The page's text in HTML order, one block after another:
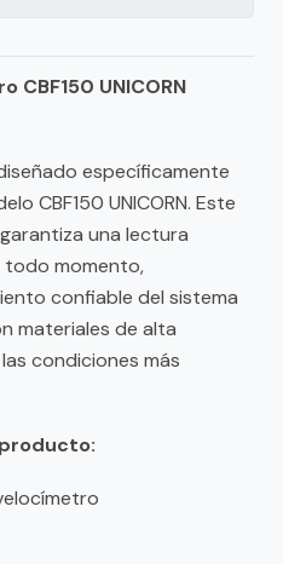
CBF150 UNICORN
específicamente
CBF150 UNICORN. Este
una lectura
todo momento,
confiable del sistema
materiales de alta
condiciones más